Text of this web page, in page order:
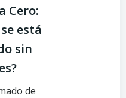
Cero:
está
sin
de